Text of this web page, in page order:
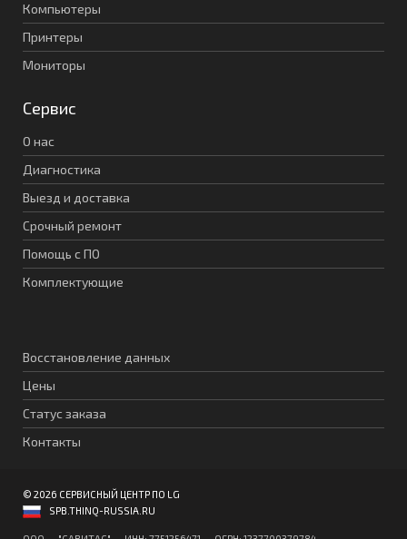
Компьютеры
Принтеры
Мониторы
Сервис
О нас
Диагностика
Выезд и доставка
Срочный ремонт
Помощь с ПО
Комплектующие
Восстановление данных
Цены
Статус заказа
Контакты
© 2026 СЕРВИСНЫЙ ЦЕНТР ПО LG
SPB.THINQ-RUSSIA.RU